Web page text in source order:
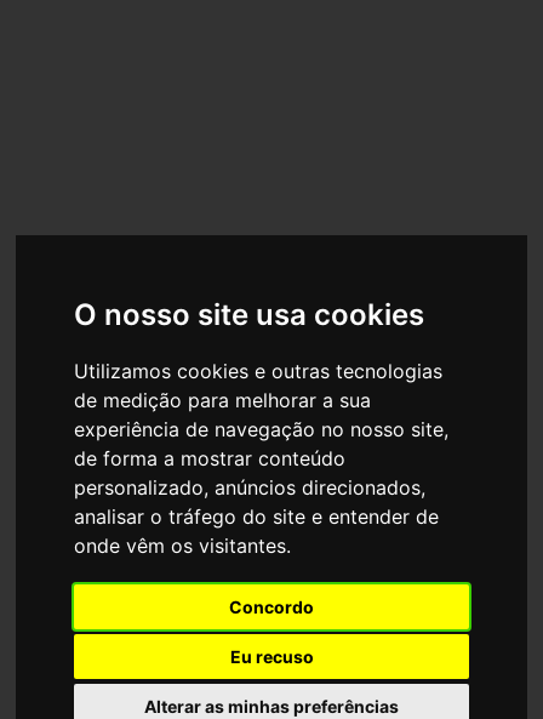
O nosso site usa cookies
Utilizamos cookies e outras tecnologias
de medição para melhorar a sua
experiência de navegação no nosso site,
de forma a mostrar conteúdo
personalizado, anúncios direcionados,
analisar o tráfego do site e entender de
onde vêm os visitantes.
Concordo
Eu recuso
Alterar as minhas preferências